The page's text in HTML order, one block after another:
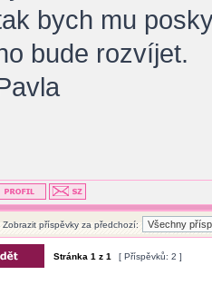
bych mu
bude rozvíjet.
Zobrazit příspěvky za předchozí:
Stránka1 z1 [ Příspěvků: 2 ]